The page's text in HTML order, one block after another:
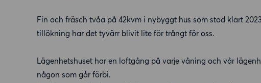
Fin och fräsch tvåa på 42kvm i nybyggt hus som stod klart
tillökning har det tyvärr blivit lite för trångt för oss.
Lägenhetshuset har en loftgång på varje våning och vår
någon som går förbi.